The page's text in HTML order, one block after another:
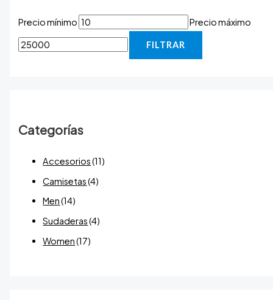
Precio mínimo Precio máximo
FILTRAR
Categorías
Accesorios(11)
Camisetas(4)
Men(14)
Sudaderas(4)
Women(17)